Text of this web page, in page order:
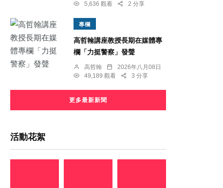
5,636 觀看
2 分享
專欄
高哲翰講座教授長期在媒體專
欄「力挺警察」發聲
高哲翰
2026年八月08日
49,189 觀看
3 分享
更多最新新聞
活動花絮